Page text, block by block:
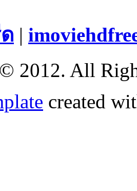
|
2012. All
created